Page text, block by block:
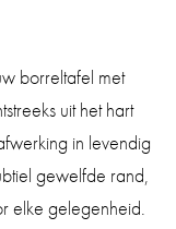
borreltafel met
uit het hart
in levendig
gewelfde rand,
elke gelegenheid.